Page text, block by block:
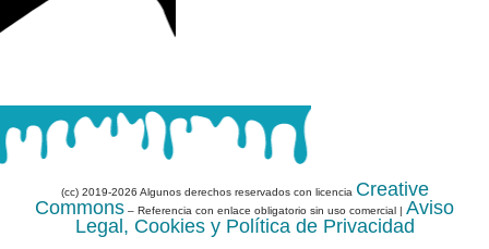
(cc) 2019-2026 Algunos derechos reservados con licencia Creative
Commons – Referencia con enlace obligatorio sin uso comercial | Aviso
Legal, Cookies y Política de Privacidad